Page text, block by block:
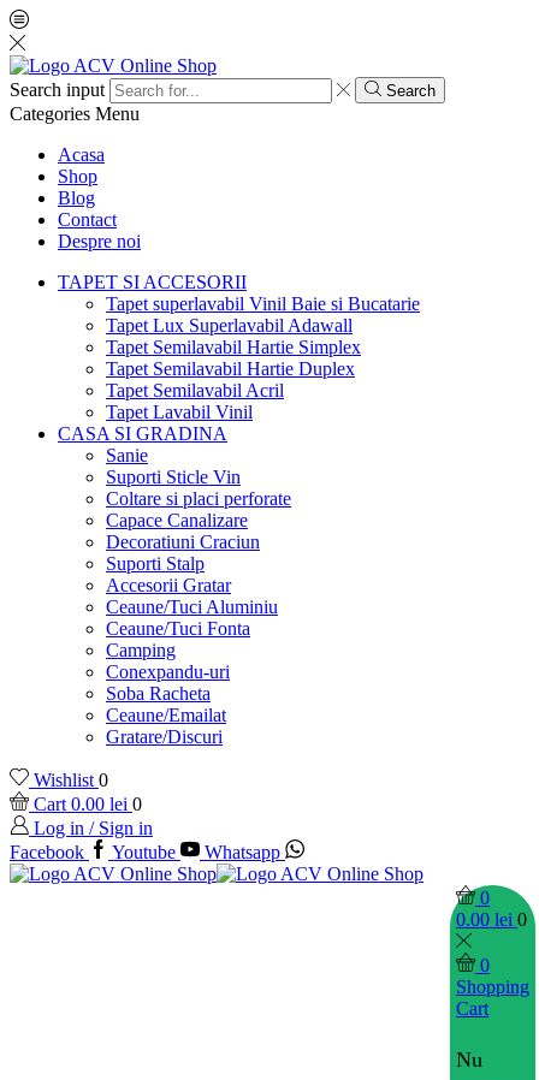
Search input Search
Categories Menu
Acasa
Shop
Blog
Contact
Despre noi
TAPET SI ACCESORII
Tapet superlavabil Vinil Baie si Bucatarie
Tapet Lux Superlavabil Adawall
Tapet Semilavabil Hartie Simplex
Tapet Semilavabil Hartie Duplex
Tapet Semilavabil Acril
Tapet Lavabil Vinil
CASA SI GRADINA
Sanie
Suporti Sticle Vin
Coltare si placi perforate
Capace Canalizare
Decoratiuni Craciun
Suporti Stalp
Accesorii Gratar
Ceaune/Tuci Aluminiu
Ceaune/Tuci Fonta
Camping
Conexpandu-uri
Soba Racheta
Ceaune/Emailat
Gratare/Discuri
Wishlist 0
Cart 0.00 lei 0
Log in / Sign in
Facebook
Youtube Whatsapp
0
0.00 lei 0
0
Shopping
Cart
Nu